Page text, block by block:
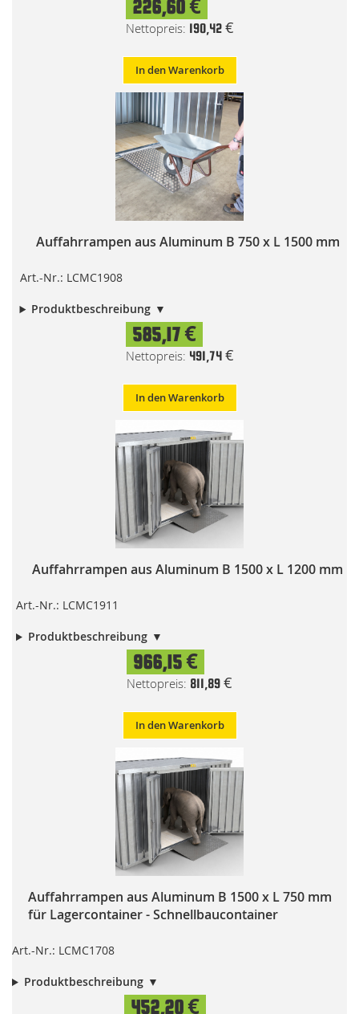
226,60 €
190,42 €
In den Warenkorb
Auffahrrampen aus Aluminum B 750 x L 1500 mm
Art.-Nr.: LCMC1908
Produktbeschreibung
585,17 €
491,74 €
In den Warenkorb
Auffahrrampen aus Aluminum B 1500 x L 1200 mm
Art.-Nr.: LCMC1911
Produktbeschreibung
966,15 €
811,89 €
In den Warenkorb
Auffahrrampen aus Aluminum B 1500 x L 750 mm
für Lagercontainer - Schnellbaucontainer
Art.-Nr.: LCMC1708
Produktbeschreibung
Special
Price452,20 €